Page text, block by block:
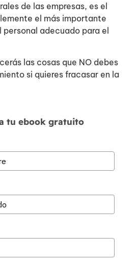
de las empresas, es el
el más importante
adecuado para el
las cosas que NO debes
si quieres fracasar en la
tu ebook gratuito